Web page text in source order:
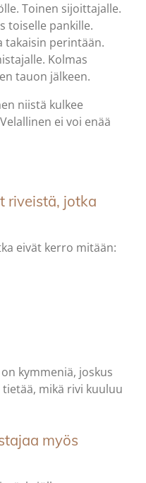
Toinen sijoittajalle.
toiselle pankille.
takaisin perintään.
Kolmas
tauon jälkeen.
niistä kulkee
ei voi enää
riveistä, jotka
eivät kerro mitään:
kymmeniä, joskus
mikä rivi kuuluu
myös